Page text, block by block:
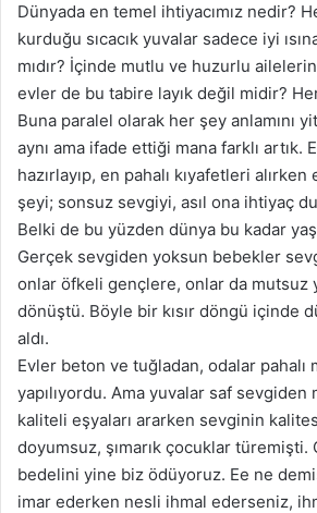
Dünyada en temel ihtiyacımız nedir?
kurduğu sıcacık yuvalar sadece iyi
mıdır? İçinde mutlu ve huzurlu ailelerin
evler de bu tabire layık değil midir?
Buna paralel olarak her şey anlamını
aynı ama ifade ettiği mana farklı artık.
hazırlayıp, en pahalı kıyafetleri
şeyi; sonsuz sevgiyi, asıl ona ihtiyaç
Belki de bu yüzden dünya bu kadar
Gerçek sevgiden yoksun bebekler
onlar öfkeli gençlere, onlar da mutsuz
dönüştü. Böyle bir kısır döngü içinde
aldı.
Evler beton ve tuğladan, odalar pahalı
yapılıyordu. Ama yuvalar saf sevgiden
kaliteli eşyaları ararken sevginin
doyumsuz, şımarık çocuklar türemişti.
bedelini yine biz ödüyoruz. Ee ne
imar ederken nesli ihmal ederseniz,